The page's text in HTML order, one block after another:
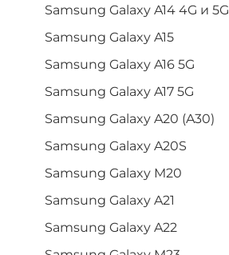
Samsung Galaxy A14 4G и 5G
Samsung Galaxy A15
Samsung Galaxy A16 5G
Samsung Galaxy A17 5G
Samsung Galaxy A20 (A30)
Samsung Galaxy A20S
Samsung Galaxy M20
Samsung Galaxy A21
Samsung Galaxy A22